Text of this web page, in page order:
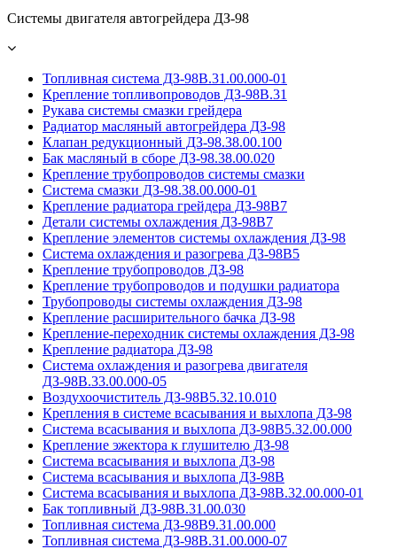
Системы двигателя автогрейдера ДЗ-98
Топливная система ДЗ-98В.31.00.000-01
Крепление топливопроводов ДЗ-98В.31
Рукава системы смазки грейдера
Радиатор масляный автогрейдера ДЗ-98
Клапан редукционный ДЗ-98.38.00.100
Бак масляный в сборе ДЗ-98.38.00.020
Крепление трубопроводов системы смазки
Система смазки ДЗ-98.38.00.000-01
Крепление радиатора грейдера ДЗ-98В7
Детали системы охлаждения ДЗ-98В7
Крепление элементов системы охлаждения ДЗ-98
Система охлаждения и разогрева ДЗ-98В5
Крепление трубопроводов ДЗ-98
Крепление трубопроводов и подушки радиатора
Трубопроводы системы охлаждения ДЗ-98
Крепление расширительного бачка ДЗ-98
Крепление-переходник системы охлаждения ДЗ-98
Крепление радиатора ДЗ-98
Система охлаждения и разогрева двигателя
ДЗ-98В.33.00.000-05
Воздухоочиститель ДЗ-98В5.32.10.010
Крепления в системе всасывания и выхлопа ДЗ-98
Система всасывания и выхлопа ДЗ-98В5.32.00.000
Крепление эжектора к глушителю ДЗ-98
Система всасывания и выхлопа ДЗ-98
Система всасывания и выхлопа ДЗ-98В
Система всасывания и выхлопа ДЗ-98В.32.00.000-01
Бак топливный ДЗ-98В.31.00.030
Топливная система ДЗ-98В9.31.00.000
Топливная система ДЗ-98В.31.00.000-07